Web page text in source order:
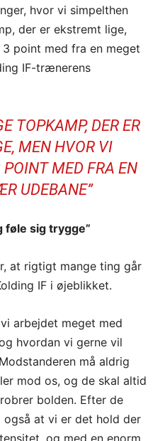
hvor vi simpelthen
der er ekstremt lige,
point med fra en meget
IF-trænerens
TOPKAMP, DER ER
MEN HVOR VI
MED FRA EN
UDEBANE”
føle sig trygge”
at rigtigt mange ting går
IF i øjeblikket.
arbejdet meget med
hvordan vi gerne vil
må aldrig
mod os, og de skal altid
bolden. Efter de
også at vi er det hold der
og med en enorm